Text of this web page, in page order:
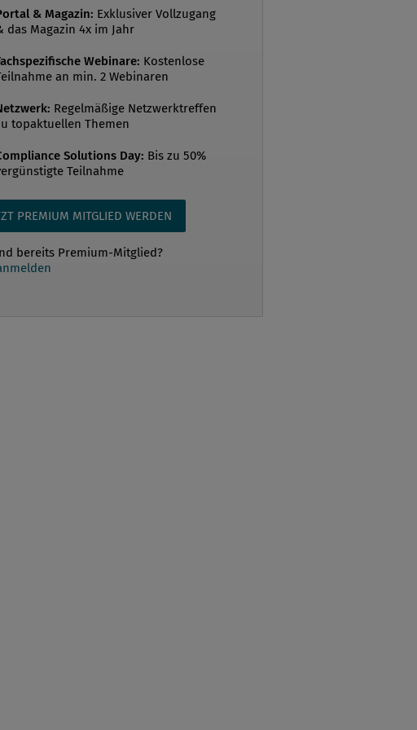
und Iran vom Juli 2015 der Großteil der
aufgehoben: 300 Streichungen von
für nicht mehr sanktionierte
der Melde- und
für Transaktionen an/von
& Magazin: Exklusiver Vollzugang
das Magazin 4x im Jahr
Webinare: Kostenlose
an min. 2 Webinaren
Regelmäßige Netzwerktreffen
topaktuellen Themen
Solutions Day: Bis zu 50%
Teilnahme
PREMIUM MITGLIED WERDEN
bereits Premium-Mitglied?